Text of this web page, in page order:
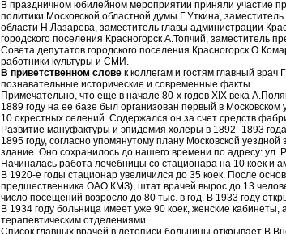
В праздничном юбилейном мероприятии приняли участие
политики Московской областной думы Г.Уткина,
области Н.Лазарева, заместитель главы администрации
городского поселения Красногорск А.Топчий, заместитель
Совета депутатов городского поселения Красногорск
работники культуры и СМИ.
В приветственном слове к коллегам и гостям главный
познавательные исторические и современные факты.
Примечательно, что еще в начале 80-х годов XIX века
1889 году на ее базе был организован первый в
10 окрестных селений. Содержался он за счет средств
Развитие мануфактуры и эпидемия холеры в 1892–1893
1895 году, согласно упомянутому плану Московской
здание. Оно сохранилось до нашего времени по адресу: ул.
Начиналась работа лечебницы со стационара на 10 коек и
В 1920-е годы стационар увеличился до 35 коек. После
предшественника ОАО КМЗ), штат врачей вырос до 13
число посещений возросло до 80 тыс. в год. В 1933 году
В 1934 году больница имеет уже 90 коек, женские
терапевтическим отделениями.
Список главных врачей в летописи больницы открывает